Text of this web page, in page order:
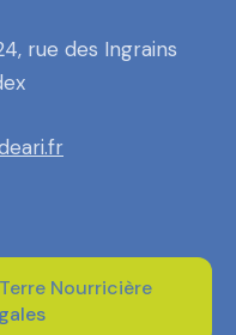
rue des Ingrains
Nourricière